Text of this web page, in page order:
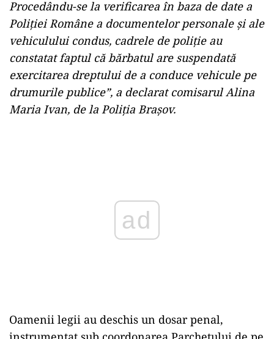
Procedându-se la verificarea în baza de date a
Poliţiei Române a documentelor personale şi ale
vehiculului condus, cadrele de poliţie au
constatat faptul că bărbatul are suspendată
exercitarea dreptului de a conduce vehicule pe
drumurile publice”, a declarat comisarul Alina
Maria Ivan, de la Poliţia Braşov.
Oamenii legii au deschis un dosar penal,